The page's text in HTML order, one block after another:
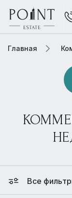
Главная
Все